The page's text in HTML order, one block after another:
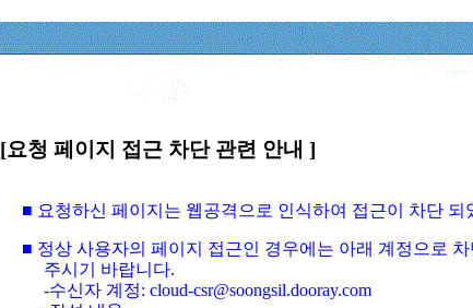
[요청 페이지 접근 차단 관련 안내 ]
■ 요청하신 페이지는 웹공격으로 인식하여 접근이 차단 되
■ 정상 사용자의 페이지 접근인 경우에는 아래 계정으로
주시기 바랍니다.
-수신자 계정: cloud-csr@soongsil.dooray.com